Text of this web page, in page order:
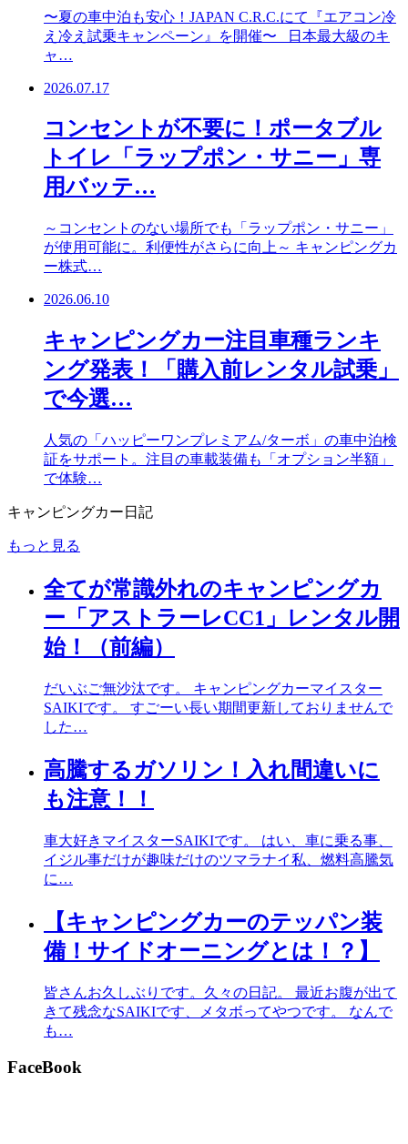
〜夏の車中泊も安心！JAPAN C.R.C.にて『エアコン冷
え冷え試乗キャンペーン』を開催〜 日本最大級のキ
ャ…
2026.07.17
コンセントが不要に！ポータブル
トイレ「ラップポン・サニー」専
用バッテ…
～コンセントのない場所でも「ラップポン・サニー」
が使用可能に。利便性がさらに向上～ キャンピングカ
ー株式…
2026.06.10
キャンピングカー注目車種ランキ
ング発表！「購入前レンタル試乗」
で今選…
人気の「ハッピーワンプレミアム/ターボ」の車中泊検
証をサポート。注目の車載装備も「オプション半額」
で体験…
キャンピングカー日記
もっと見る
全てが常識外れのキャンピングカ
ー「アストラーレCC1」レンタル開
始！（前編）
だいぶご無沙汰です。 キャンピングカーマイスター
SAIKIです。 すごーい長い期間更新しておりませんで
した…
高騰するガソリン！入れ間違いに
も注意！！
車大好きマイスターSAIKIです。 はい、車に乗る事、
イジル事だけが趣味だけのツマラナイ私、燃料高騰気
に…
【キャンピングカーのテッパン装
備！サイドオーニングとは！？】
皆さんお久しぶりです。久々の日記。 最近お腹が出て
きて残念なSAIKIです、メタボってやつです。 なんで
も…
FaceBook